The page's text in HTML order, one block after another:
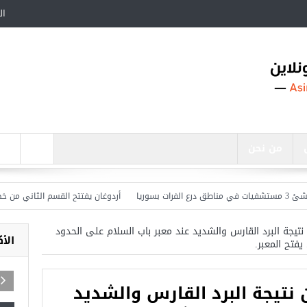
أردوغان يفتتح القسم الثاني من خط
البرد القارس والشديد عند معبر باب السلام على الحدود
المعبر.
البرد القارس والشديد